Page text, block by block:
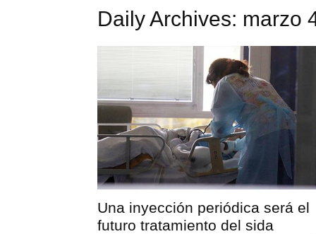
Daily Archives: marzo
Una inyección periódica será el
futuro tratamiento del sida